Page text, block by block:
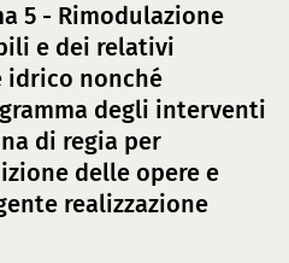
5 - Rimodulazione
e dei relativi
nonché
degli interventi
di regia per
delle opere e
realizzazione